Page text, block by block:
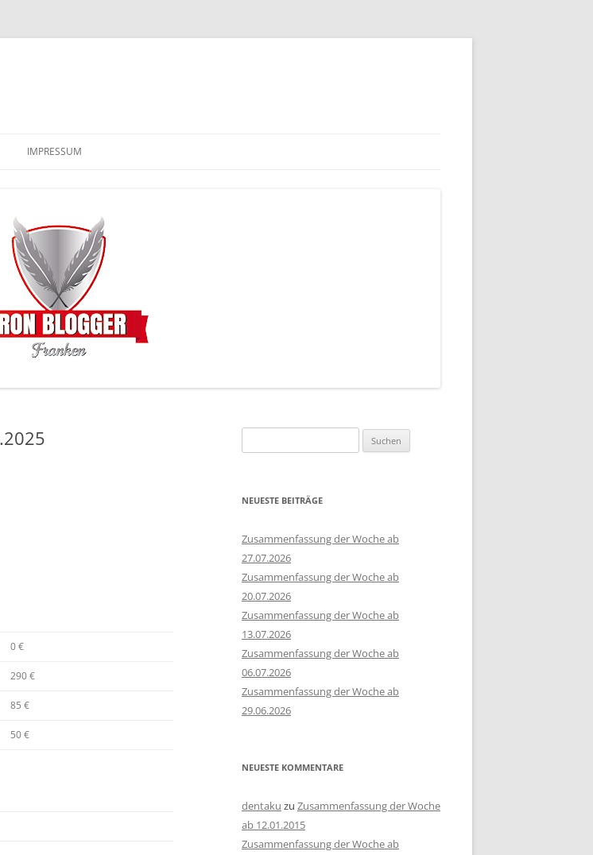
IMPRESSUM
0 €
290 €
85 €
50 €
nach:
NEUESTE BEITRÄGE
Zusammenfassung der Woche ab
27.07.2026
Zusammenfassung der Woche ab
20.07.2026
Zusammenfassung der Woche ab
13.07.2026
Zusammenfassung der Woche ab
06.07.2026
Zusammenfassung der Woche ab
29.06.2026
NEUESTE KOMMENTARE
dentaku zu Zusammenfassung der Woche
ab 12.01.2015
Zusammenfassung der Woche ab